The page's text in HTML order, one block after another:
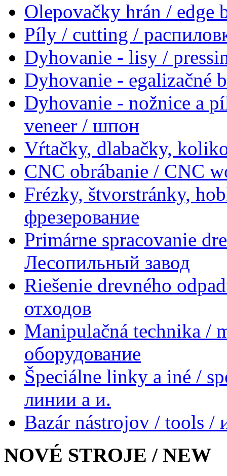
Olepovačky hrán / edge
Píly / cutting /
Dyhovanie - lisy /
Dyhovanie - egalizačné
Dyhovanie - nožnice a
veneer / шпон
Vŕtačky, dlabačky,
CNC obrábanie / CNC
Frézky, štvorstránky,
фрезерование
Primárne spracovanie
Лесопильный завод
Riešenie drevného
отходов
Manipulačná technika /
оборудование
Špeciálne linky a iné /
линии a и.
Bazár nástrojov / tools /
NOVÉ STROJE / NEW